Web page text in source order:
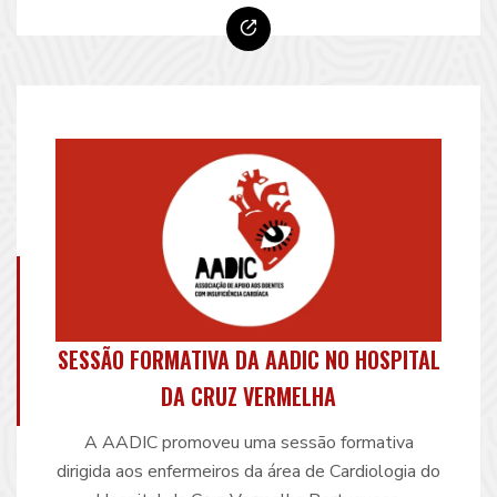
Cardíaca. A palestra foi proferida pela Dra. Maria
José Rebocho, cardiologista e membro …
SESSÃO FORMATIVA DA AADIC NO HOSPITAL
DA CRUZ VERMELHA
A AADIC promoveu uma sessão formativa
dirigida aos enfermeiros da área de Cardiologia do